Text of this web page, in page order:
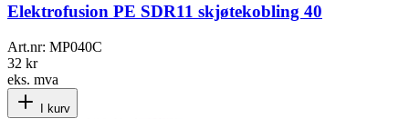
Elektrofusion PE SDR11 skjøtekobling 40
Art.nr: MP040C
32 kr
eks. mva
I kurv